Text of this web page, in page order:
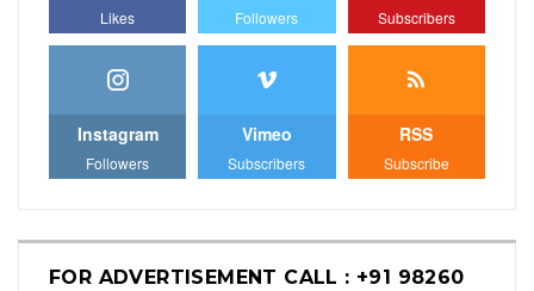
Likes Followers Subscribers
Instagram
Followers
Vimeo
Subscribers
RSS
Subscribe
FOR ADVERTISEMENT CALL : +91 98260